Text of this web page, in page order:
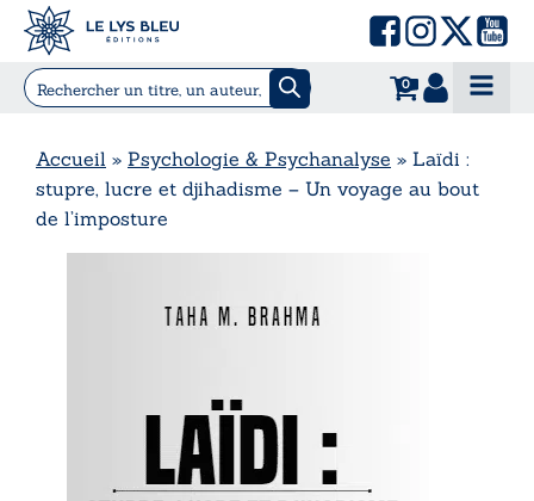
0
Accueil » Psychologie & Psychanalyse » Laïdi :
stupre, lucre et djihadisme – Un voyage au bout
de l’imposture